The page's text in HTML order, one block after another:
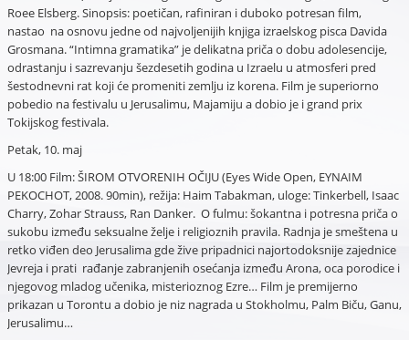
Roee Elsberg. Sinopsis: poetičan, rafiniran i duboko potresan film,
nastao na osnovu jedne od najvoljenijih knjiga izraelskog pisca Davida
Grosmana. “Intimna gramatika” je delikatna priča o dobu adolesencije,
odrastanju i sazrevanju šezdesetih godina u Izraelu u atmosferi pred
šestodnevni rat koji će promeniti zemlju iz korena. Film je superiorno
pobedio na festivalu u Jerusalimu, Majamiju a dobio je i grand prix
Tokijskog festivala.
Petak, 10. maj
U 18:00 Film: ŠIROM OTVORENIH OČIJU (Eyes Wide Open, EYNAIM
PEKOCHOT, 2008. 90min), režija: Haim Tabakman, uloge: Tinkerbell, Isaac
Charry, Zohar Strauss, Ran Danker. O fulmu: šokantna i potresna priča o
sukobu između seksualne želje i religioznih pravila. Radnja je smeštena u
retko viđen deo Jerusalima gde žive pripadnici najortodoksnije zajednice
Jevreja i prati rađanje zabranjenih osećanja između Arona, oca porodice i
njegovog mladog učenika, misterioznog Ezre… Film je premijerno
prikazan u Torontu a dobio je niz nagrada u Stokholmu, Palm Biču, Ganu,
Jerusalimu…